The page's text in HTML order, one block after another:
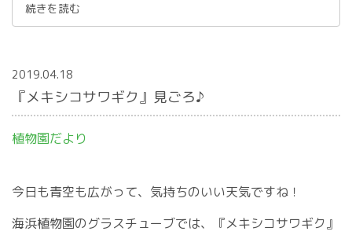
続きを読む
2019.04.18
『メキシコサワギク』見ごろ♪
植物園だより
今日も青空も広がって、気持ちのいい天気ですね！
海浜植物園のグラスチューブでは、『メキシコサワギク』